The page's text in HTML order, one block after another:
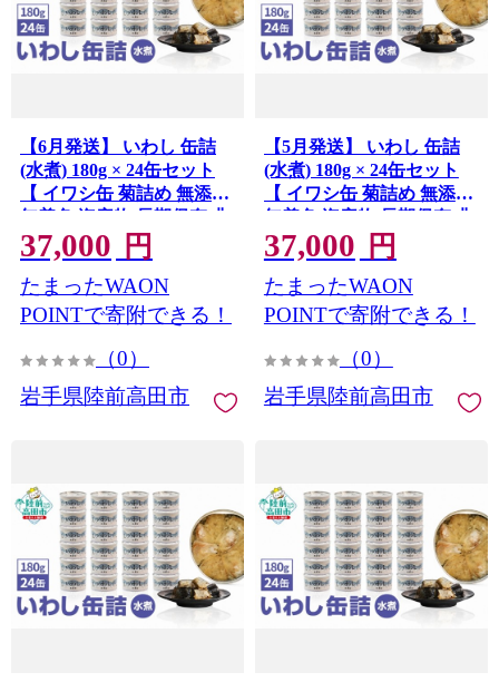
【6月発送】 いわし 缶詰
(水煮) 180g × 24缶セット
【 イワシ缶 菊詰め 無添加
無着色 海産物 長期保存 非
常食 国産 防災グッズ 】
RT911-24
37,000 円
たまったWAON
POINTで寄附できる！
（0）
岩手県陸前高田市
【5月発送】 いわし 缶詰
(水煮) 180g × 24缶セット
【 イワシ缶 菊詰め 無添加
無着色 海産物 長期保存 非
常食 国産 防災グッズ 】
RT911-24
37,000 円
たまったWAON
POINTで寄附できる！
（0）
岩手県陸前高田市